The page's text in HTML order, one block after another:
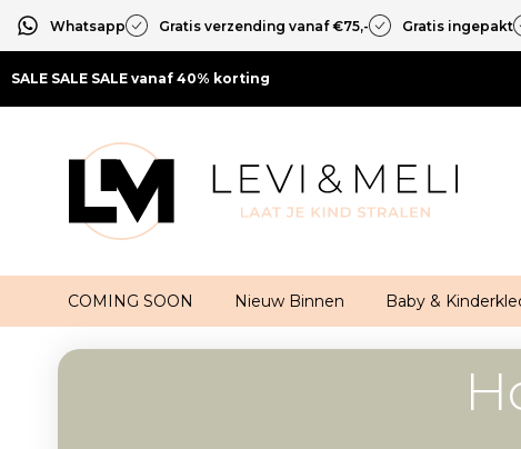
Whatsapp Gratis verzending vanaf €75,- Gratis ingepakt
SALE SALE SALE vanaf 40% korting
COMING SOON Nieuw Binnen Baby &